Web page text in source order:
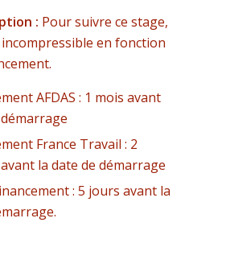
: Pour suivre ce stage,
en fonction
AFDAS : 1 mois avant
France Travail : 2
la date de démarrage
: 5 jours avant la